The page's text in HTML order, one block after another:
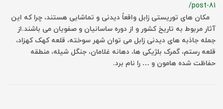
/post-81
مکان های توریستی زابل واقعاً دیدنی و تماشایی هستند، چرا که این
آثار مربوط به تاریخ کشور و از دوره ساسانیان و صفویان می باشند.از
جمله جاذبه های دیدنی زابل می توان شهر سوخته، قلعه کهک کهزاد،
قلعه رستم، گمرک بلژیکی ها، دهانه غلامان، جنگل شیله، منطقه
حفاظت شده هامون و … را نام برد.